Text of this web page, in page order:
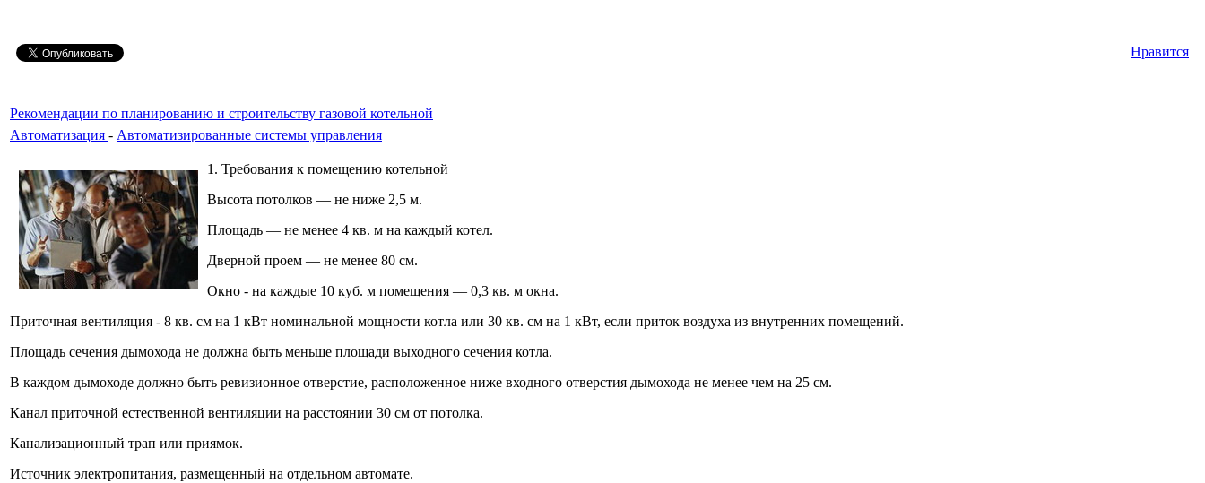
Нравится
Рекомендации по планированию и строительству газовой котельной
Автоматизация - Автоматизированные системы управления
1. Требования к помещению котельной
Высота потолков — не ниже 2,5 м.
Площадь — не менее 4 кв. м на каждый котел.
Дверной проем — не менее 80 см.
Окно - на каждые 10 куб. м помещения — 0,3 кв. м окна.
Приточная вентиляция - 8 кв. см на 1 кВт номинальной мощности котла или 30 кв. см на 1 кВт, если приток воздуха из внутренних помещений.
Площадь сечения дымохода не должна быть меньше площади выходного сечения котла.
В каждом дымоходе должно быть ревизионное отверстие, расположенное ниже входного отверстия дымохода не менее чем на 25 см.
Канал приточной естественной вентиляции на расстоянии 30 см от потолка.
Канализационный трап или приямок.
Источник электропитания, размещенный на отдельном автомате.